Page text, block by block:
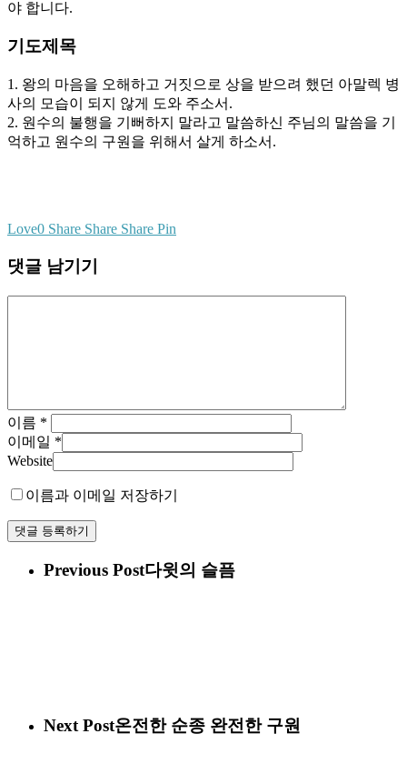
야 합니다.
기도제목
1. 왕의 마음을 오해하고 거짓으로 상을 받으려 했던 아말렉 병
사의 모습이 되지 않게 도와 주소서.
2. 원수의 불행을 기뻐하지 말라고 말씀하신 주님의 말씀을 기
억하고 원수의 구원을 위해서 살게 하소서.
Love0 Share Share Share Pin
댓글 남기기
이름 *
이메일 *
Website
이름과 이메일 저장하기
Previous Post다윗의 슬픔
Next Post온전한 순종 완전한 구원